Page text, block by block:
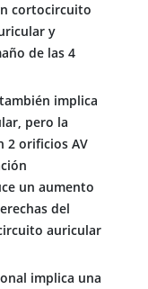
cortocircuito
y
de las 4
implica
pero la
2 orificios AV
un aumento
del
auricular
implica una